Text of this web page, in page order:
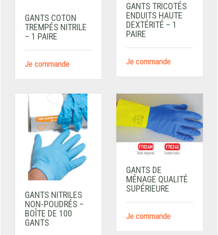
GANTS COTON
TREMPÉS NITRILE
– 1 PAIRE
Je commande
GANTS TRICOTÉS
ENDUITS HAUTE
DEXTÉRITÉ – 1
PAIRE
Je commande
GANTS NITRILES
NON-POUDRÉS –
BOÎTE DE 100
GANTS
GANTS DE
MÉNAGE QUALITÉ
SUPÉRIEURE
Je commande